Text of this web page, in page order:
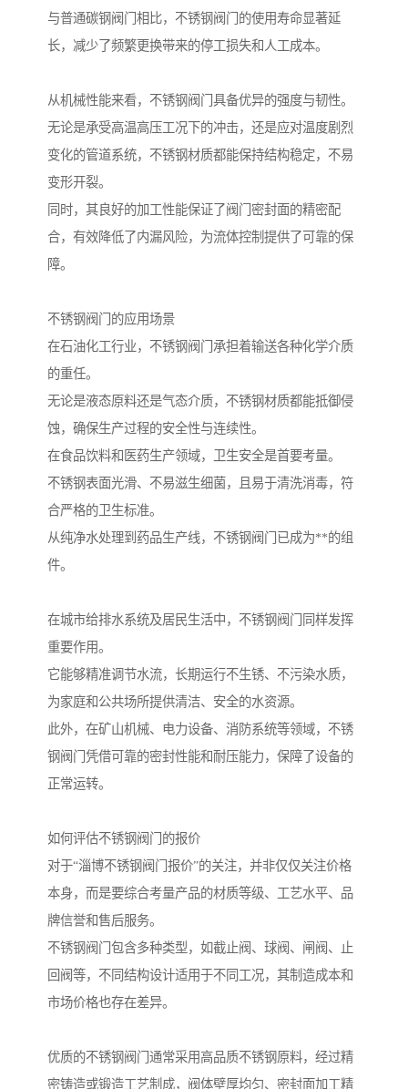
与普通碳钢阀门相比，不锈钢阀门的使用寿命显著延
长，减少了频繁更换带来的停工损失和人工成本。
从机械性能来看，不锈钢阀门具备优异的强度与韧性。
无论是承受高温高压工况下的冲击，还是应对温度剧烈
变化的管道系统，不锈钢材质都能保持结构稳定，不易
变形开裂。
同时，其良好的加工性能保证了阀门密封面的精密配
合，有效降低了内漏风险，为流体控制提供了可靠的保
障。
不锈钢阀门的应用场景
在石油化工行业，不锈钢阀门承担着输送各种化学介质
的重任。
无论是液态原料还是气态介质，不锈钢材质都能抵御侵
蚀，确保生产过程的安全性与连续性。
在食品饮料和医药生产领域，卫生安全是首要考量。
不锈钢表面光滑、不易滋生细菌，且易于清洗消毒，符
合严格的卫生标准。
从纯净水处理到药品生产线，不锈钢阀门已成为**的组
件。
在城市给排水系统及居民生活中，不锈钢阀门同样发挥
重要作用。
它能够精准调节水流，长期运行不生锈、不污染水质，
为家庭和公共场所提供清洁、安全的水资源。
此外，在矿山机械、电力设备、消防系统等领域，不锈
钢阀门凭借可靠的密封性能和耐压能力，保障了设备的
正常运转。
如何评估不锈钢阀门的报价
对于“淄博不锈钢阀门报价”的关注，并非仅仅关注价格
本身，而是要综合考量产品的材质等级、工艺水平、品
牌信誉和售后服务。
不锈钢阀门包含多种类型，如截止阀、球阀、闸阀、止
回阀等，不同结构设计适用于不同工况，其制造成本和
市场价格也存在差异。
优质的不锈钢阀门通常采用高品质不锈钢原料，经过精
密铸造或锻造工艺制成，阀体壁厚均匀、密封面加工精